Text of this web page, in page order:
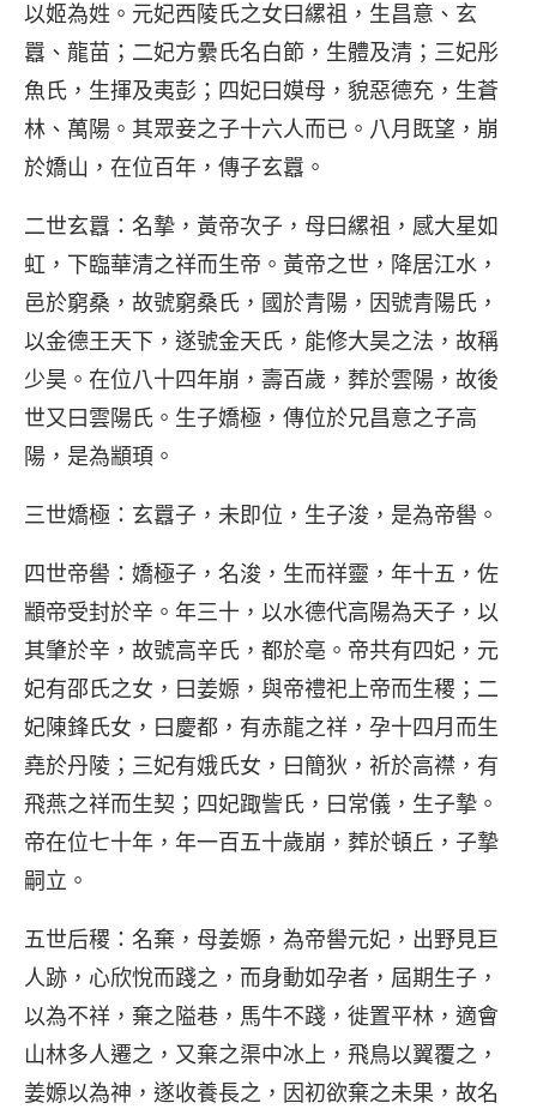
以姬為姓。元妃西陵氏之女曰縲祖，生昌意、玄
囂、龍苗；二妃方纍氏名白節，生體及清；三妃彤
魚氏，生揮及夷彭；四妃曰嫫母，貌惡德充，生蒼
林、萬陽。其眾妾之子十六人而已。八月既望，崩
於嬌山，在位百年，傳子玄囂。
二世玄囂 ：名摯，黃帝次子，母曰縲祖，感大星如
虹，下臨華清之祥而生帝。黃帝之世，降居江水，
邑於窮桑，故號窮桑氏，國於青陽，因號青陽氏，
以金德王天下，遂號金天氏，能修大昊之法，故稱
少昊。在位八十四年崩，壽百歲，葬於雲陽，故後
世又曰雲陽氏。生子嬌極，傳位於兄昌意之子高
陽，是為顓頊。
三世嬌極 ：玄囂子，未即位，生子浚，是為帝嚳。
四世帝嚳 ：嬌極子，名浚，生而祥靈，年十五，佐
顓帝受封於辛。年三十，以水德代高陽為天子，以
其肇於辛，故號高辛氏，都於亳。帝共有四妃，元
妃有邵氏之女，曰姜嫄，與帝禮祀上帝而生稷；二
妃陳鋒氏女，曰慶都，有赤龍之祥，孕十四月而生
堯於丹陵；三妃有娥氏女，曰簡狄，祈於高襟，有
飛燕之祥而生契；四妃踙訾氏，曰常儀，生子摯。
帝在位七十年，年一百五十歲崩，葬於頓丘，子摯
嗣立。
五世后稷 ：名棄，母姜嫄，為帝嚳元妃，出野見巨
人跡，心欣悅而踐之，而身動如孕者，屆期生子，
以為不祥，棄之隘巷，馬牛不踐，徙置平林，適會
山林多人遷之，又棄之渠中冰上，飛鳥以翼覆之，
姜嫄以為神，遂收養長之，因初欲棄之未果，故名